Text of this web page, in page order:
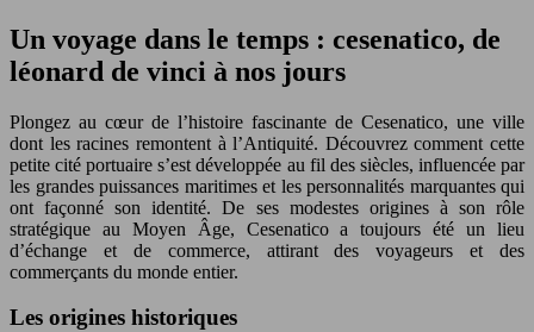
Un voyage dans le temps : cesenatico, de
léonard de vinci à nos jours
Plongez au cœur de l’histoire fascinante de Cesenatico, une ville
dont les racines remontent à l’Antiquité. Découvrez comment cette
petite cité portuaire s’est développée au fil des siècles, influencée par
les grandes puissances maritimes et les personnalités marquantes qui
ont façonné son identité. De ses modestes origines à son rôle
stratégique au Moyen Âge, Cesenatico a toujours été un lieu
d’échange et de commerce, attirant des voyageurs et des
commerçants du monde entier.
Les origines historiques